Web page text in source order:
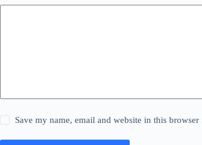
Save my name, email and website in this